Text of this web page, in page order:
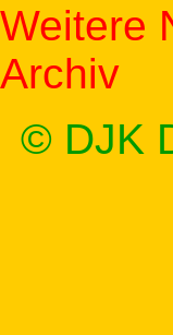
Weitere
Archiv
© DJK